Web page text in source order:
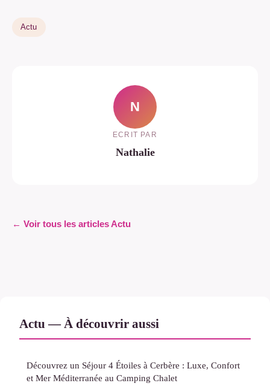
Actu
N
ECRIT PAR
Nathalie
← Voir tous les articles Actu
Actu — À découvrir aussi
Découvrez un Séjour 4 Étoiles à Cerbère : Luxe, Confort
et Mer Méditerranée au Camping Chalet